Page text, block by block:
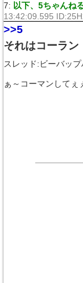
7: 以下、5ちゃんね
13:42:09.595
>>5
それはコーラン
スレッド:ビーバッ
ぁ～コーマンして